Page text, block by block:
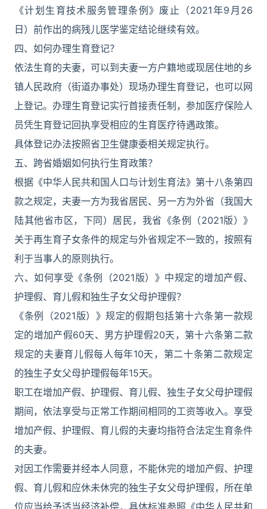
《计划生育技术服务管理条例》废止（2021年9月26
日）前作出的病残儿医学鉴定结论继续有效。
四、如何办理生育登记？
依法生育的夫妻，可以到夫妻一方户籍地或现居住地的乡
镇人民政府（街道办事处）现场办理生育登记，也可以网
上登记。办理生育登记实行首接责任制，参加医疗保险人
员凭生育登记回执享受相应的生育医疗待遇政策。
具体登记办法按照省卫生健康委相关规定执行。
五、跨省婚姻如何执行生育政策？
根据《中华人民共和国人口与计划生育法》第十八条第四
款之规定，夫妻一方为我省居民、另一方为外省（我国大
陆其他省市区，下同）居民，我省《条例（2021版）》
关于再生育子女条件的规定与外省规定不一致的，按照有
利于当事人的原则执行。
六、如何享受《条例（2021版）》中规定的增加产假、
护理假、育儿假和独生子女父母护理假？
《条例（2021版）》规定的假期包括第十六条第一款规
定的增加产假60天、男方护理假20天，第十六条第二款
规定的夫妻育儿假每人每年10天，第二十条第二款规定
的独生子女父母护理假每年15天。
职工在增加产假、护理假、育儿假、独生子女父母护理假
期间，依法享受与正常工作期间相同的工资等收入。享受
增加产假、护理假、育儿假的夫妻均指符合法定生育条件
的夫妻。
对因工作需要并经本人同意，不能休完的增加产假、护理
假、育儿假和应休未休完的独生子女父母护理假，所在单
位应当给予适当经济补偿，具体标准参照《中华人民共和